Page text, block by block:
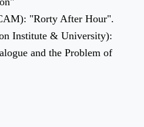
"Rorty After Hour".
Institute & University):
and the Problem of